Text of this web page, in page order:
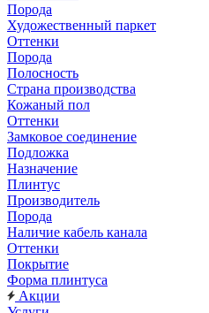
Порода
Художественный паркет
Оттенки
Порода
Полосность
Страна производства
Кожаный пол
Оттенки
Замковое соединение
Подложка
Назначение
Плинтус
Производитель
Порода
Наличие кабель канала
Оттенки
Покрытие
Форма плинтуса
Акции